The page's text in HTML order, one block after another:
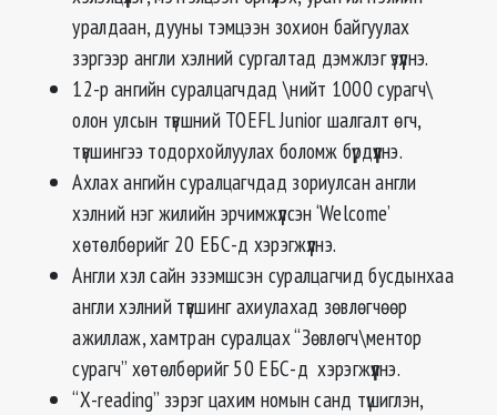
уралдаан, дууны тэмцээн зохион байгуулах
зэргээр англи хэлний сургалтад дэмжлэг үзүүлнэ.
12-р ангийн суралцагчдад \нийт 1000 сурагч\
олон улсын түвшний TOEFL Junior шалгалт өгч,
түвшингээ тодорхойлуулах боломж бүрдүүлнэ.
Ахлах ангийн суралцагчдад зориулсан англи
хэлний нэг жилийн эрчимжүүлсэн ‘Welcome’
хөтөлбөрийг 20 ЕБС-д хэрэгжүүлнэ.
Англи хэл сайн эзэмшсэн суралцагчид бусдынхаа
англи хэлний түвшинг ахиулахад зөвлөгчөөр
ажиллаж, хамтран суралцах “Зөвлөгч\ментор
сурагч” хөтөлбөрийг 50 ЕБС-д хэрэгжүүлнэ.
“Х-reading” зэрэг цахим номын санд түшиглэн,